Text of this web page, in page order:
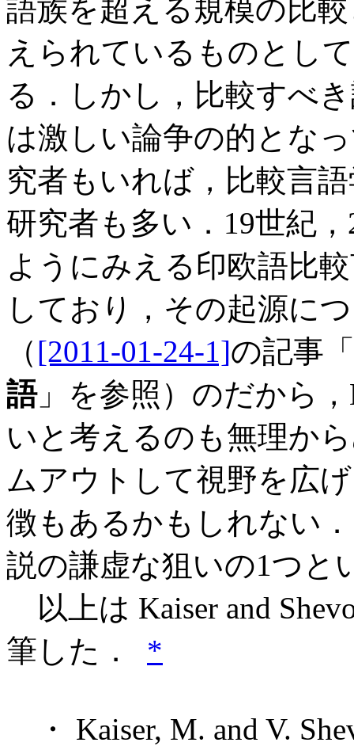
語族を超える規模の比
えられているものとし
る．しかし，比較すべ
は激しい論争の的とな
究者もいれば，比較言
研究者も多い．19世紀
ようにみえる印欧語比
しており，その起源に
（[2011-01-24-1]の記事
語」を参照）のだから
いと考えるのも無理か
ムアウトして視野を広
徴もあるかもしれない
説の謙虚な狙いの1つと
以上は Kaiser and
筆した． *
・ Kaiser, M. and V.